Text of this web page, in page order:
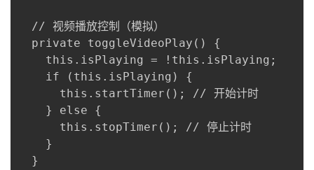
  // 视频播放控制（模拟）
  private toggleVideoPlay() {
    this.isPlaying = !this.isPlaying;
    if (this.isPlaying) {
      this.startTimer(); // 开始计时
    } else {
      this.stopTimer(); // 停止计时
    }
  }